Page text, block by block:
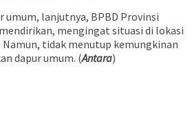
umum, lanjutnya, BPBD Provinsi
mengingat situasi di lokasi
tidak menutup kemungkinan
dapur umum. (Antara)